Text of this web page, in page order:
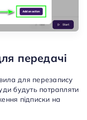
передачі
для перезапису
будуть потрапляти
підписки на